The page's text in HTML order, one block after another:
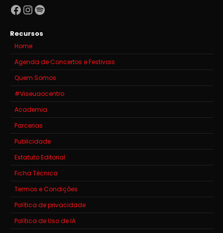
Facebook
Instagram
Spotify
Recursos
Home
Agenda de Concertos e Festivais
Quem Somos
#Viseuaocentro
Academia
Parcerias
Publicidade
Estatuto Editorial
Ficha Técnica
Termos e Condições
Política de privacidade
Política de Uso de IA